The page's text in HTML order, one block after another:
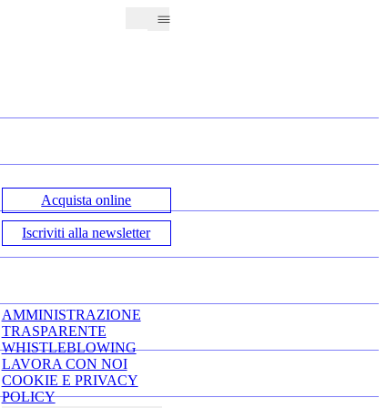
Acquista online
Iscriviti alla newsletter
AMMINISTRAZIONE
TRASPARENTE
WHISTLEBLOWING
LAVORA CON NOI
COOKIE E PRIVACY
POLICY